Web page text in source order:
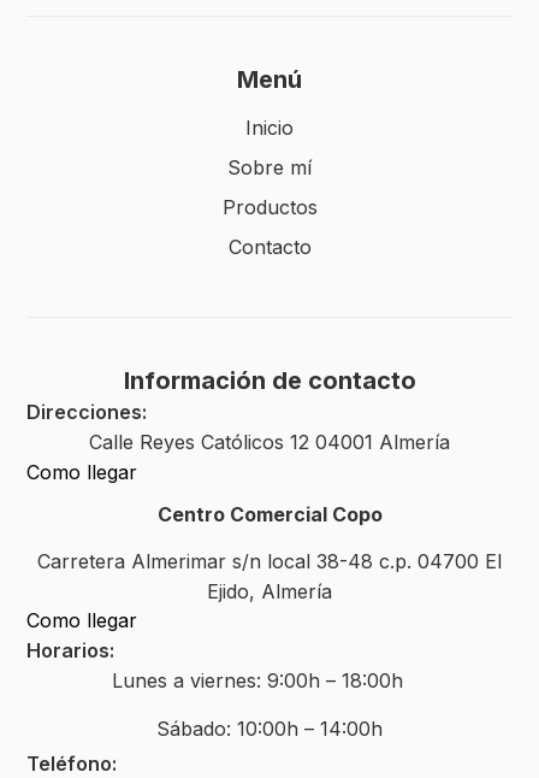
Menú
Inicio
Sobre mí
Productos
Contacto
Información de contacto
Direcciones:
Calle Reyes Católicos 12 04001 Almería
Como llegar
Centro Comercial Copo
Carretera Almerimar s/n local 38-48 c.p. 04700 El
Ejido, Almería
Como llegar
Horarios:
Lunes a viernes: 9:00h – 18:00h
Sábado: 10:00h – 14:00h
Teléfono: